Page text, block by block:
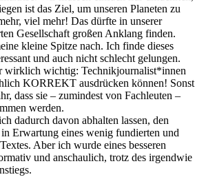
ist das Ziel, um unseren Planeten zu
viel mehr! Das dürfte in unserer
Gesellschaft großen Anklang finden.
kleine Spitze nach. Ich finde dieses
und auch nicht schlecht gelungen.
wirklich wichtig: Technikjournalist*innen
KORREKT ausdrücken können! Sonst
dass sie – zumindest von Fachleuten –
werden.
dadurch davon abhalten lassen, den
Erwartung eines wenig fundierten und
Aber ich wurde eines besseren
und anschaulich, trotz des irgendwie